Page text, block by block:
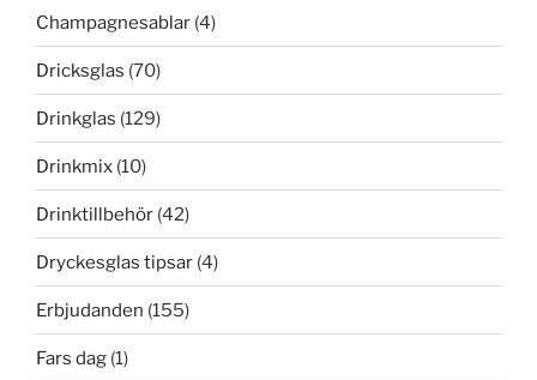
Champagnesablar (4)
Dricksglas (70)
Drinkglas (129)
Drinkmix (10)
Drinktillbehör (42)
Dryckesglas tipsar (4)
Erbjudanden (155)
Fars dag (1)